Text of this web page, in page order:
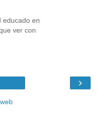
educado en
ver con
›